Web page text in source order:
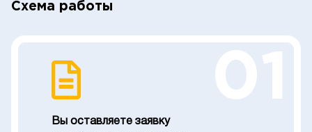
Схема работы
Вы оставляете заявку